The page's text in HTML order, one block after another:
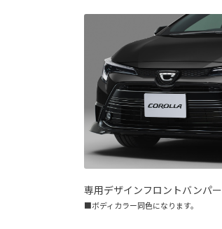
専用デザインフロントバンパー
■ボディカラー同色になります。